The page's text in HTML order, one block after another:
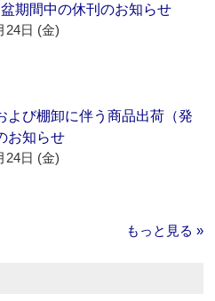
期間中の休刊のお知らせ
24日 (金)
よび棚卸に伴う商品出荷（発
お知らせ
24日 (金)
もっと見る »